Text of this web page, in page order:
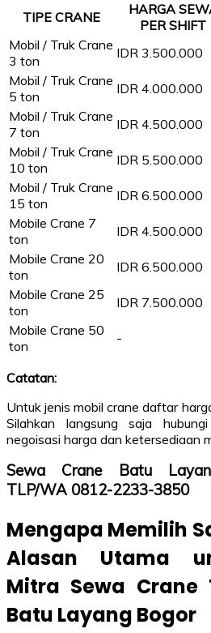
TIPE CRANE
HARGA
PER SHIFT
Mobil / Truk Crane
3 ton
IDR 3.500.000
Mobil / Truk Crane
5 ton
IDR 4.000.000
Mobil / Truk Crane
7 ton
IDR 4.500.000
Mobil / Truk Crane
10 ton
IDR 5.500.000
Mobil / Truk Crane
15 ton
IDR 6.500.000
Mobile Crane 7
ton
IDR 4.500.000
Mobile Crane 20
ton
IDR 6.500.000
Mobile Crane 25
ton
IDR 7.500.000
Mobile Crane 50
ton
-
Catatan:
Untuk jenis mobil crane daftar
Silahkan langsung saja
negoisasi harga dan ketersediaan
Sewa Crane Batu
TLP/WA 0812-2233-3850
Mengapa Memilih
Alasan Utama
Mitra Sewa Crane
Batu Layang Bogor